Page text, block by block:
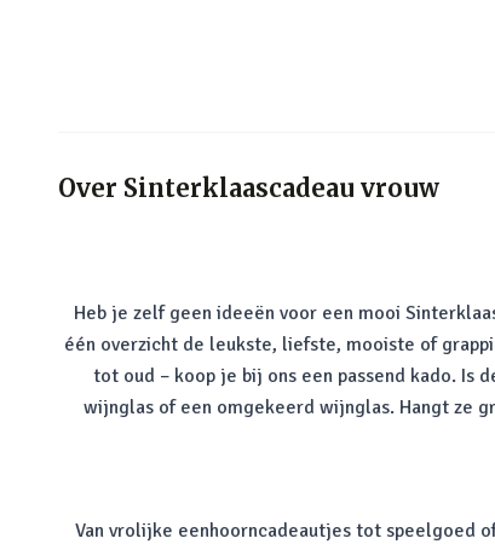
Over Sinterklaascadeau vrouw
Heb je zelf geen ideeën voor een mooi
één overzicht de leukste, liefste, mooiste of
tot oud – koop je bij ons een passend kado. Is
wijnglas of een omgekeerd wijnglas. Hangt ze
Van vrolijke eenhoorncadeautjes tot speelgoed